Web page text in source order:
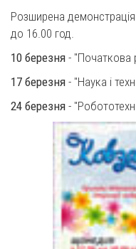
Розширена
до 16.00 год.
10 березня - "Початкова
17 березня - "Наука і
24 березня -